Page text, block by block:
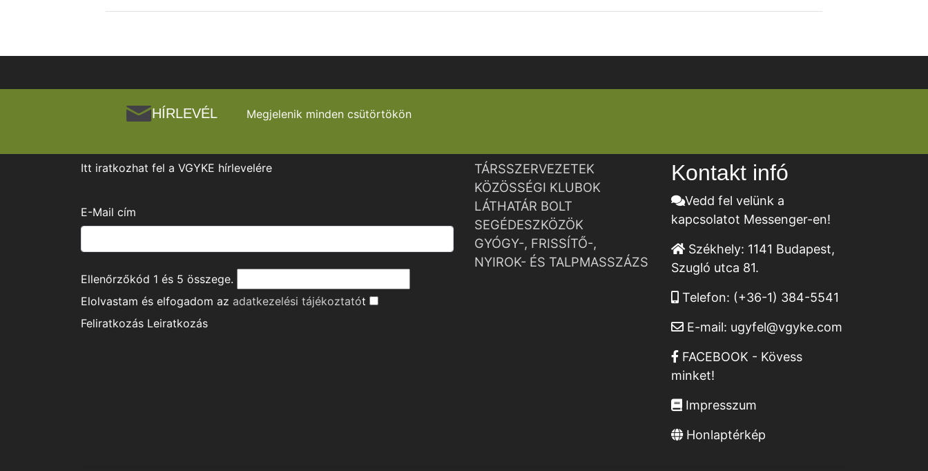
HÍRLEVÉL Megjelenik minden csütörtökön
Itt iratkozhat fel a VGYKE hírlevelére
E-Mail cím
Ellenőrzőkód 1 és 5 összege.
Elolvastam és elfogadom az adatkezelési tájékoztatót
Feliratkozás Leiratkozás
TÁRSSZERVEZETEK
KÖZÖSSÉGI KLUBOK
LÁTHATÁR BOLT
SEGÉDESZKÖZÖK
GYÓGY-, FRISSÍTŐ-,
NYIROK- ÉS TALPMASSZÁZS
Kontakt infó
Vedd fel velünk a
kapcsolatot Messenger-en!
Székhely: 1141 Budapest,
Szugló utca 81.
Telefon: (+36-1) 384-5541
E-mail: ugyfel@vgyke.com
FACEBOOK - Kövess
minket!
Impresszum
Honlaptérkép